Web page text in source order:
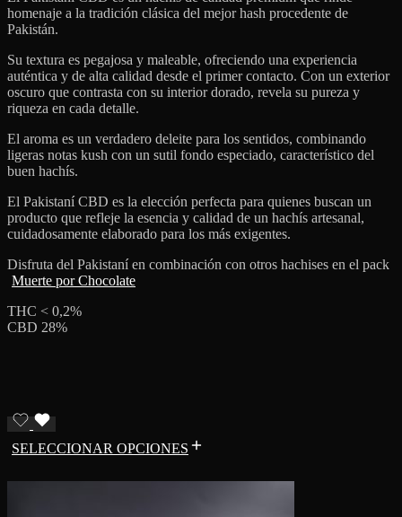
homenaje a la tradición clásica del mejor hash procedente de
Pakistán.
Su textura es pegajosa y maleable, ofreciendo una experiencia
auténtica y de alta calidad desde el primer contacto. Con un exterior
oscuro que contrasta con su interior dorado, revela su pureza y
riqueza en cada detalle.
El aroma es un verdadero deleite para los sentidos, combinando
ligeras notas kush con un sutil fondo especiado, característico del
buen hachís.
El Pakistaní CBD es la elección perfecta para quienes buscan un
producto que refleje la esencia y calidad de un hachís artesanal,
cuidadosamente elaborado para los más exigentes.
Disfruta del Pakistaní en combinación con otros hachises en el pack
Muerte por Chocolate
THC < 0,2%
CBD 28%
SELECCIONAR OPCIONES